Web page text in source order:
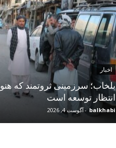
اخبار
بلخاب؛ سرزمینی ثروتمند که
انتظار توسعه است
balkhabi
-آگوست 4, 2026